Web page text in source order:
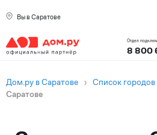
Вы в Саратове
Отдел
8 800
Дом.ру в Саратове › Список городов
Саратове